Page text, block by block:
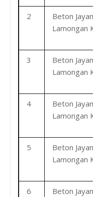
2
Beton
Lamongan
3
Beton
Lamongan
4
Beton
Lamongan
5
Beton
Lamongan
6
Beton